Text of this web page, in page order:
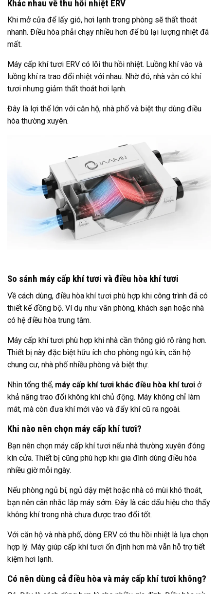
Khác nhau về thu hồi nhiệt ERV
Khi mở cửa để lấy gió, hơi lạnh trong phòng sẽ thất thoát
nhanh. Điều hòa phải chạy nhiều hơn để bù lại lượng nhiệt đã
mất.
Máy cấp khí tươi ERV có lõi thu hồi nhiệt. Luồng khí vào và
luồng khí ra trao đổi nhiệt với nhau. Nhờ đó, nhà vẫn có khí
tươi nhưng giảm thất thoát hơi lạnh.
Đây là lợi thế lớn với căn hộ, nhà phố và biệt thự dùng điều
hòa thường xuyên.
So sánh máy cấp khí tươi và điều hòa khí tươi
Về cách dùng, điều hòa khí tươi phù hợp khi công trình đã có
thiết kế đồng bộ. Ví dụ như văn phòng, khách sạn hoặc nhà
có hệ điều hòa trung tâm.
Máy cấp khí tươi phù hợp khi nhà cần thông gió rõ ràng hơn.
Thiết bị này đặc biệt hữu ích cho phòng ngủ kín, căn hộ
chung cư, nhà phố nhiều phòng và biệt thự.
Nhìn tổng thể, máy cấp khí tươi khác điều hòa khí tươi ở
khả năng trao đổi không khí chủ động. Máy không chỉ làm
mát, mà còn đưa khí mới vào và đẩy khí cũ ra ngoài.
Khi nào nên chọn máy cấp khí tươi?
Bạn nên chọn máy cấp khí tươi nếu nhà thường xuyên đóng
kín cửa. Thiết bị cũng phù hợp khi gia đình dùng điều hòa
nhiều giờ mỗi ngày.
Nếu phòng ngủ bí, ngủ dậy mệt hoặc nhà có mùi khó thoát,
bạn nên cân nhắc lắp máy sớm. Đây là các dấu hiệu cho thấy
không khí trong nhà chưa được trao đổi tốt.
Với căn hộ và nhà phố, dòng ERV có thu hồi nhiệt là lựa chọn
hợp lý. Máy giúp cấp khí tươi ổn định hơn mà vẫn hỗ trợ tiết
kiệm hơi lạnh.
Có nên dùng cả điều hòa và máy cấp khí tươi không?